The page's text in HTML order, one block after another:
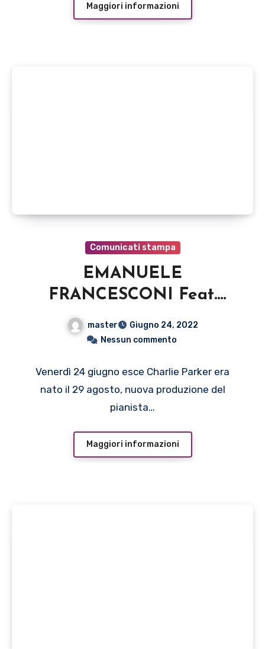
Maggiori informazioni
Comunicati stampa
EMANUELE
FRANCESCONI Feat.
Combo Jazz Quintet
Venerdì 24 giugno esce
29 agosto (DDE Records)
master
Giugno 24, 2022
Nessun commento
Venerdì 24 giugno esce Charlie Parker era
nato il 29 agosto, nuova produzione del
pianista…
Maggiori informazioni